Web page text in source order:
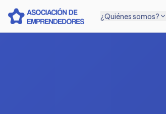
¿Quiénes somos?